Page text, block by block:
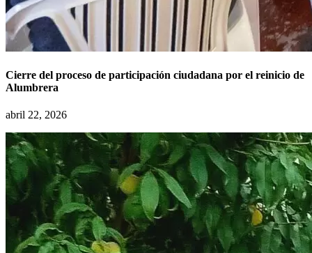
Cierre del proceso de participación ciudadana por el reinicio de
Alumbrera
abril 22, 2026